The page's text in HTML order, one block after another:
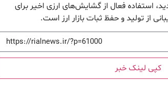
استفاده فعال از گشایش‌های ارزی اخیر برای
از تولید و حفظ ثبات بازار ارز است.
کپی لینک خبر